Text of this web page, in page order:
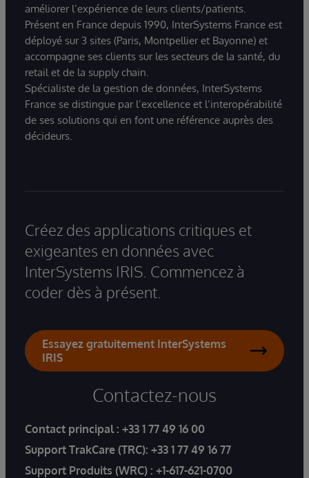
améliorer l’expérience de leurs clients/patients.
Présent en France depuis 1990, InterSystems France est
déployé sur 3 sites (Paris, Montpellier et Bayonne) et
accompagne ses clients sur les secteurs de la santé, du
retail et de la supply chain.
Spécialiste de la gestion de données, InterSystems
France se distingue par l’excellence et l’interopérabilité
de ses solutions qui en font une référence auprès des
décideurs.
Créez des applications critiques et
exigeantes en données avec
InterSystems IRIS. Commencez à
coder dès à présent.
Essayez gratuitement InterSystems
IRIS
Contactez-nous
Contact principal : +33 1 77 49 16 00
Support TrakCare (TRC): +33 1 77 49 16 77
Support Produits (WRC) : +1-617-621-0700